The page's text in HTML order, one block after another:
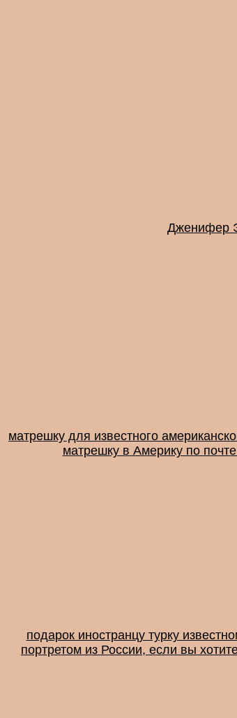
Дженифер
матрешку для известного
матрешку в Америку по
подарок иностранцу турку
портретом из России, если вы